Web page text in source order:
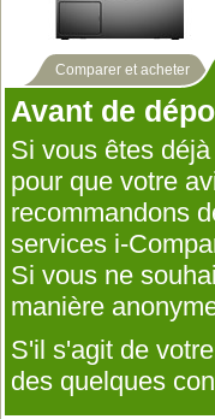
Comparer et acheter
Avant de
Si vous êtes
pour que votre
recommandons
services i-
Si vous ne
manière
S'il s'agit de
des quelques